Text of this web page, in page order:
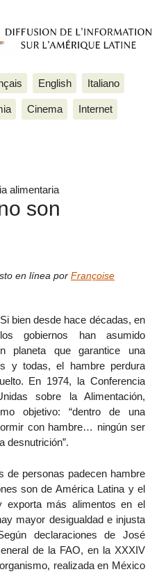
English Italiano
Cinema Internet
alimentaria
son
en línea por Françoise
bien desde hace décadas, en
gobiernos han asumido
planeta que garantice una
y todas, el hambre perdura
En 1974, la Conferencia
sobre la Alimentación,
objetivo: “dentro de una
con hambre… ningún ser
desnutrición”.
de personas padecen hambre
son de América Latina y el
exporta más alimentos en el
mayor desigualdad e injusta
declaraciones de José
de la FAO, en la XXXIV
realizada en México